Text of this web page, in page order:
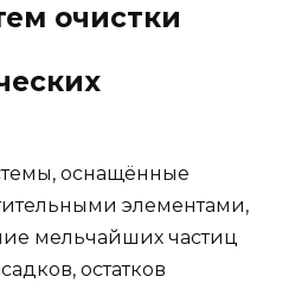
очистки
оснащённые
элементами,
мельчайших частиц
остатков